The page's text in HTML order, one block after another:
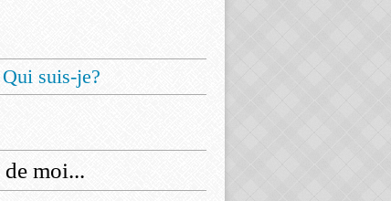
Qui suis-je?
moi...